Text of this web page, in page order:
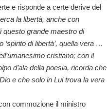
e risponde a certe derive del
la libertà, anche con
questo grande maestro di
di libertà’, quella vera …
cristiano; con il
d’ala della poesia, ricorda che
e che solo in Lui trova la vera
commozione il ministro